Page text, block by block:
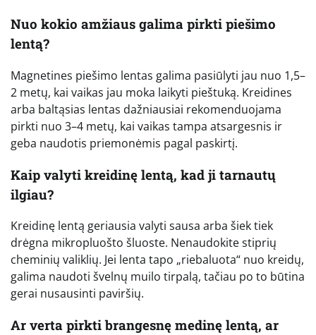
Nuo kokio amžiaus galima pirkti piešimo
lentą?
Magnetines piešimo lentas galima pasiūlyti jau nuo 1,5–
2 metų, kai vaikas jau moka laikyti pieštuką. Kreidines
arba baltąsias lentas dažniausiai rekomenduojama
pirkti nuo 3–4 metų, kai vaikas tampa atsargesnis ir
geba naudotis priemonėmis pagal paskirtį.
Kaip valyti kreidinę lentą, kad ji tarnautų
ilgiau?
Kreidinę lentą geriausia valyti sausa arba šiek tiek
drėgna mikropluošto šluoste. Nenaudokite stiprių
cheminių valiklių. Jei lenta tapo „riebaluota“ nuo kreidų,
galima naudoti švelnų muilo tirpalą, tačiau po to būtina
gerai nusausinti paviršių.
Ar verta pirkti brangesnę medinę lentą, ar